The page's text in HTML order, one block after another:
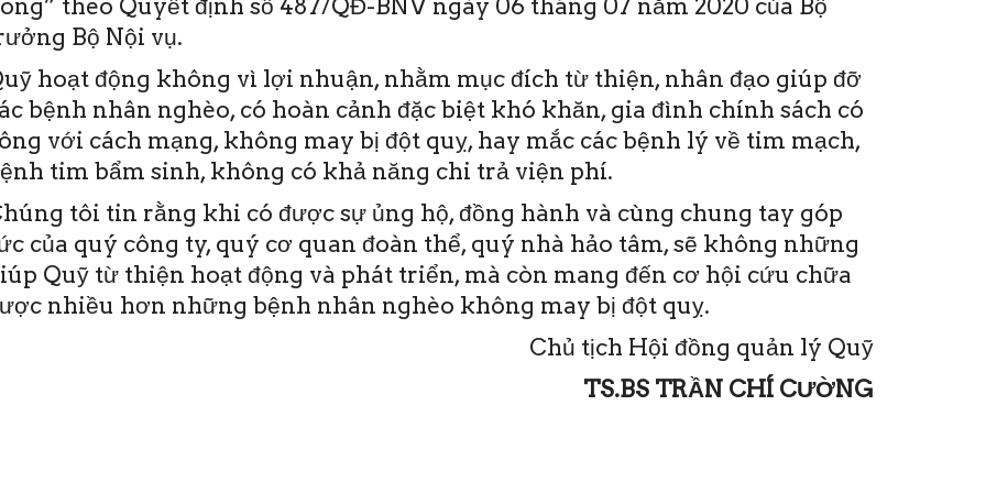
theo Quyết định số 487/QĐ-BNV ngày 06 tháng 07 năm 2020 của Bộ
Bộ Nội vụ.
hoạt động không vì lợi nhuận, nhằm mục đích từ thiện, nhân đạo giúp đỡ
bệnh nhân nghèo, có hoàn cảnh đặc biệt khó khăn, gia đình chính sách có
với cách mạng, không may bị đột quỵ, hay mắc các bệnh lý về tim mạch,
tim bẩm sinh, không có khả năng chi trả viện phí.
tôi tin rằng khi có được sự ủng hộ, đồng hành và cùng chung tay góp
của quý công ty, quý cơ quan đoàn thể, quý nhà hảo tâm, sẽ không những
Quỹ từ thiện hoạt động và phát triển, mà còn mang đến cơ hội cứu chữa
nhiều hơn những bệnh nhân nghèo không may bị đột quỵ.
Chủ tịch Hội đồng quản lý Quỹ
TS.BS TRẦN CHÍ CƯỜNG